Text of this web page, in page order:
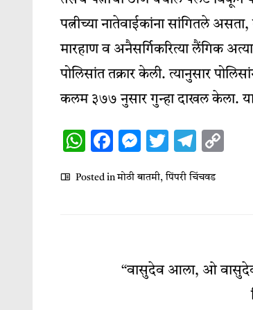
पत्नीच्या नातेवाईकांना सांगितले
मारहाण व अनैसर्गिकरित्या लैंगिक
पोलिसांत तक्रार केली. त्यानुसार
कलम ३७७ नुसार गुन्हा दाखल केला.
WhatsApp
Facebook
Messenger
Twitter
Posted inमोठी बातमी,पिंपरी चिंचवड
“वासुदेव आला, ओ